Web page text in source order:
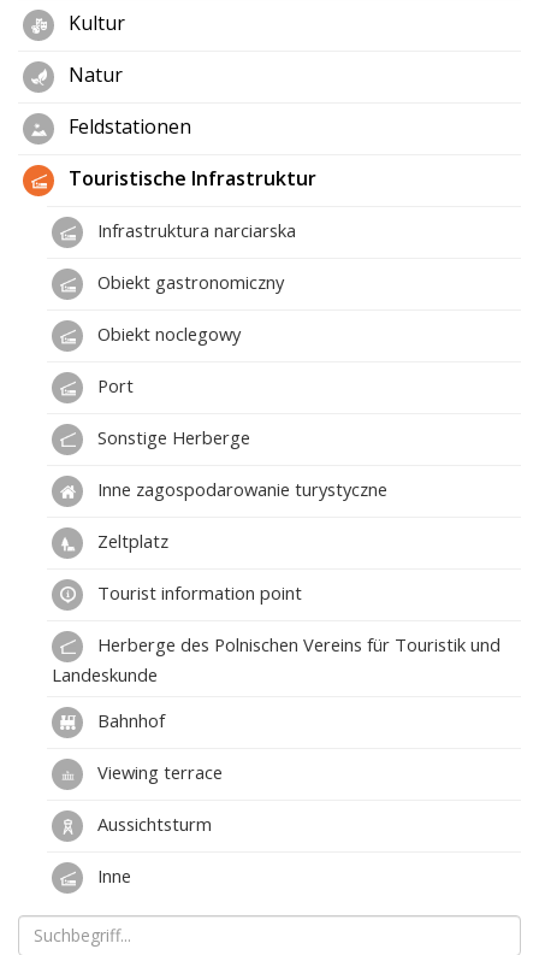
Kultur
Natur
Feldstationen
Touristische Infrastruktur
Infrastruktura narciarska
Obiekt gastronomiczny
Obiekt noclegowy
Port
Sonstige Herberge
Inne zagospodarowanie turystyczne
Zeltplatz
Tourist information point
Herberge des Polnischen Vereins für Touristik und
Landeskunde
Bahnhof
Viewing terrace
Aussichtsturm
Inne